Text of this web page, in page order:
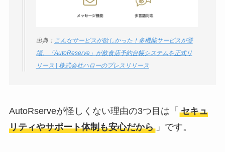
出典： こんなサービスが欲しかった！多機能サービスが登
場。「AutoReserve」が飲食店予約台帳システムを正式リ
リース | 株式会社ハローのプレスリリース
AutoRserveが怪しくない理由の3つ目は「 セキュ
リティやサポート体制も安心だから 」です。